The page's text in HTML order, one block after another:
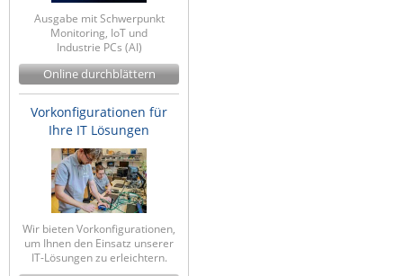
Ausgabe mit Schwerpunkt
Monitoring, IoT und
Industrie PCs (AI)
Online durchblättern
Vorkonfigurationen für
Ihre IT Lösungen
Wir bieten Vorkonfigurationen,
um Ihnen den Einsatz unserer
IT-Lösungen zu erleichtern.